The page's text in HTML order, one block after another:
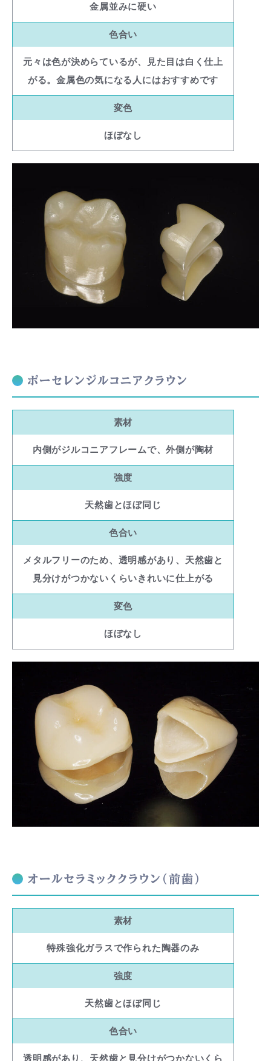
金属並みに硬い
色合い
元々は色が決めらているが、見た目は白く仕上
がる。金属色の気になる人にはおすすめです
変色
ほぼなし
ポーセレンジルコニアクラウン
素材
内側がジルコニアフレームで、外側が陶材
強度
天然歯とほぼ同じ
色合い
メタルフリーのため、透明感があり、天然歯と
見分けがつかないくらいきれいに仕上がる
変色
ほぼなし
オールセラミッククラウン（前歯）
素材
特殊強化ガラスで作られた陶器のみ
強度
天然歯とほぼ同じ
色合い
透明感があり、天然歯と見分けがつかないくら